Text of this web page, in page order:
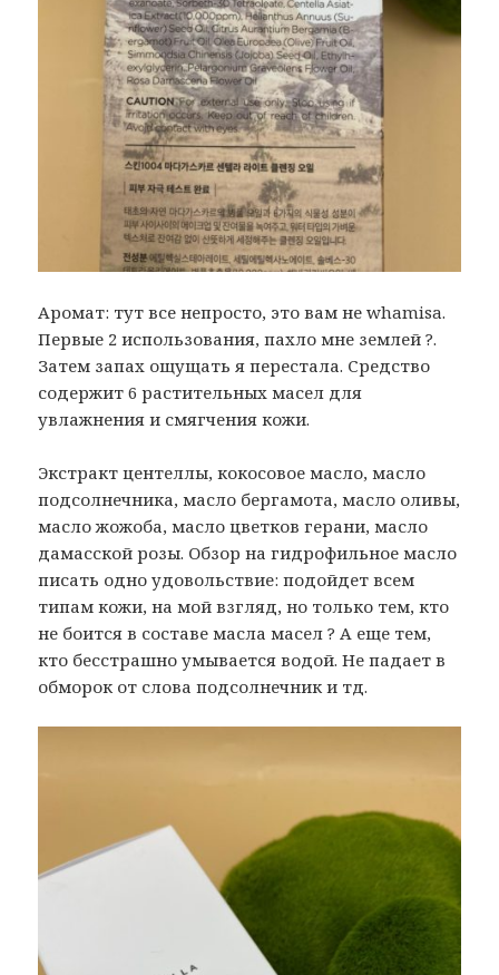
Аромат: тут все непросто, это вам не whamisa.
Первые 2 использования, пахло мне землей ?.
Затем запах ощущать я перестала. Средство
содержит 6 растительных масел для
увлажнения и смягчения кожи.
Экстракт центеллы, кокосовое масло, масло
подсолнечника, масло бергамота, масло оливы,
масло жожоба, масло цветков герани, масло
дамасской розы. Обзор на гидрофильное масло
писать одно удовольствие: подойдет всем
типам кожи, на мой взгляд, но только тем, кто
не боится в составе масла масел ? А еще тем,
кто бесстрашно умывается водой. Не падает в
обморок от слова подсолнечник и тд.